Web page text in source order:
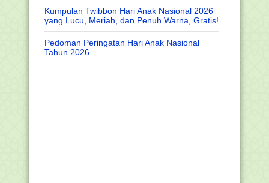
Kumpulan Twibbon Hari Anak Nasional 2026
yang Lucu, Meriah, dan Penuh Warna, Gratis!
Pedoman Peringatan Hari Anak Nasional
Tahun 2026